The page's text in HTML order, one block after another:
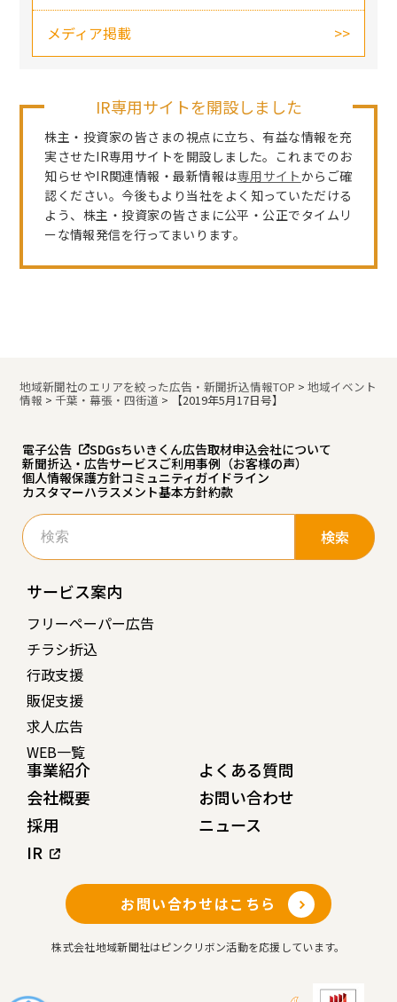
メディア掲載
IR専用サイトを開設しました
株主・投資家の皆さまの視点に立ち、有益な情報を充
実させたIR専用サイトを開設しました。これまでのお
知らせやIR関連情報・最新情報は専用サイトからご確
認ください。今後もより当社をよく知っていただける
よう、株主・投資家の皆さまに公平・公正でタイムリ
ーな情報発信を行ってまいります。
地域新聞社のエリアを絞った広告・新聞折込情報TOP >地域イベント
情報 > 千葉・幕張・四街道 > 【2019年5月17日号】
電子公告 SDGsちいきくん広告取材申込会社について
新聞折込・広告サービスご利用事例（お客様の声）
個人情報保護方針コミュニティガイドライン
カスタマーハラスメント基本方針約款
検
索:
サービス案内
フリーペーパー広告
チラシ折込
行政支援
販促支援
求人広告
WEB一覧
事業紹介
会社概要
採用
IR
よくある質問
お問い合わせ
ニュース
お問い合わせはこちら
株式会社地域新聞社はピンクリボン活動を応援しています。